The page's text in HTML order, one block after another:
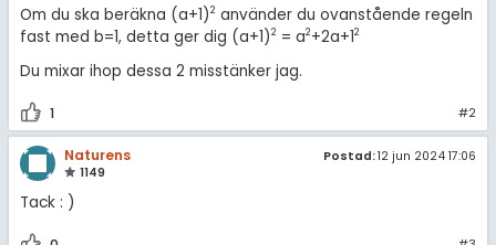
Om du ska beräkna (a+1)2 använder du ovanstående regeln
fast med b=1, detta ger dig (a+1)2 = a2+2a+12
Du mixar ihop dessa 2 misstänker jag.
1 #2
Naturens
1149
Postad:12 jun 2024 17:06
Tack : )